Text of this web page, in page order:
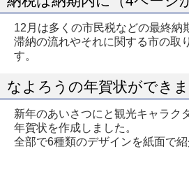
12月は多くの市民税などの最終納
滞納の流れやそれに関する市の取
す。
なよろうの年賀状ができ
新年のあいさつにと観光キャラク
年賀状を作成しました。
全部で6種類のデザインを紙面で紹